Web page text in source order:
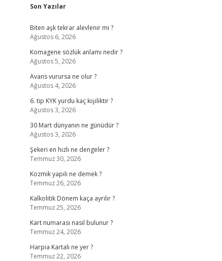
Sidebar
Son Yazılar
Biten aşk tekrar alevlenir mi ?
Ağustos 6, 2026
Komagene sözlük anlamı nedir ?
Ağustos 5, 2026
Avans vurursa ne olur ?
Ağustos 4, 2026
6. tip KYK yurdu kaç kişiliktir ?
Ağustos 3, 2026
30 Mart dünyanın ne günüdür ?
Ağustos 3, 2026
Şekeri en hızlı ne dengeler ?
Temmuz 30, 2026
Kozmik yapılı ne demek ?
Temmuz 26, 2026
Kalkolitik Dönem kaça ayrılır ?
Temmuz 25, 2026
Kart numarası nasıl bulunur ?
Temmuz 24, 2026
Harpia Kartalı ne yer ?
Temmuz 22, 2026